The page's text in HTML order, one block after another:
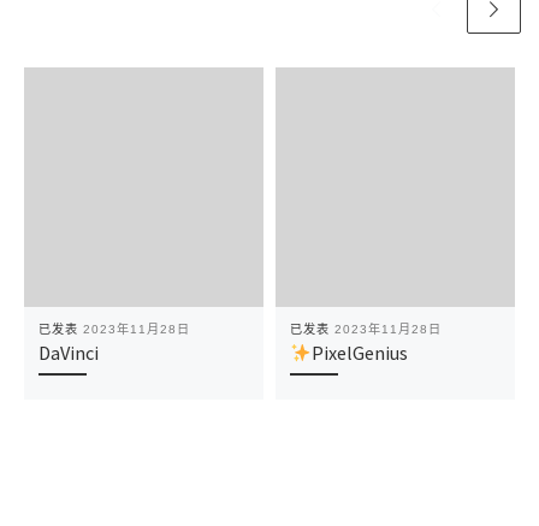
已发表 2023年11月28日
DaVinci
已发表 2023年11月28日
PixelGenius